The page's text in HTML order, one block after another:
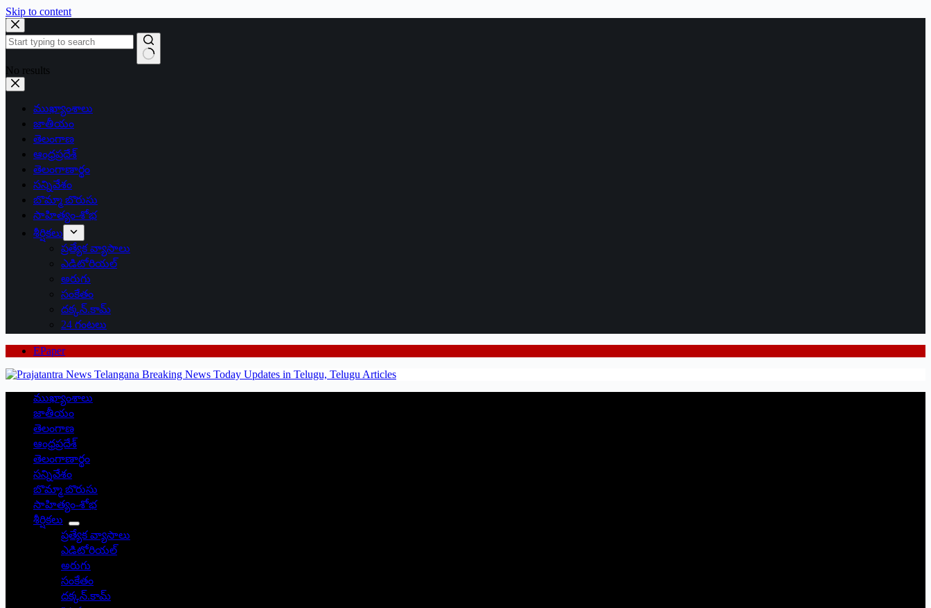
Skip to content
No results
ముఖ్యాంశాలు
జాతీయం
తెలంగాణ
ఆంధ్రప్రదేశ్
తెలంగాణార్థం
సన్నివేశం
బొమ్మా బొరుసు
సాహిత్యం-శోభ
శీర్షికలు
ప్రత్యేక వ్యాసాలు
ఎడిటోరియల్
అరుగు
సంకేతం
దక్కన్.కామ్
24 గంటలు
EPaper
ముఖ్యాంశాలు
జాతీయం
తెలంగాణ
ఆంధ్రప్రదేశ్
తెలంగాణార్థం
సన్నివేశం
బొమ్మా బొరుసు
సాహిత్యం-శోభ
శీర్షికలు
ప్రత్యేక వ్యాసాలు
ఎడిటోరియల్
అరుగు
సంకేతం
దక్కన్.కామ్